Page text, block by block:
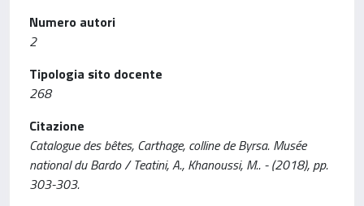
Numero autori
2
Tipologia sito docente
268
Citazione
Catalogue des bêtes, Carthage, colline de Byrsa. Musée
national du Bardo / Teatini, A., Khanoussi, M.. - (2018), pp.
303-303.